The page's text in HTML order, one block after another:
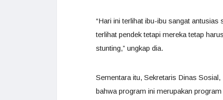
“Hari ini terlihat ibu-ibu sangat
terlihat pendek tetapi mereka tetap
stunting,” ungkap dia.
Sementara itu, Sekretaris Dinas
bahwa program ini merupakan